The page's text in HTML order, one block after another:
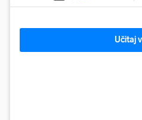
Učitaj